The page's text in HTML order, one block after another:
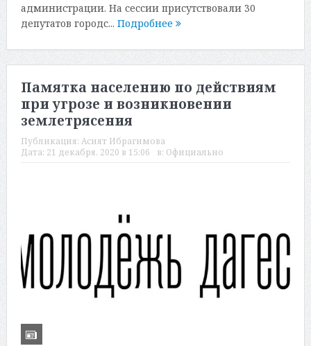
администрации. На сессии присутствовали 30
депутатов городс... Подробнее
Памятка населению по действиям
при угрозе и возникновении
землетрясения
Публикация: Асият Ибрагимова
Дата: 21 декабря, 2020 в 15:06 в: Официально